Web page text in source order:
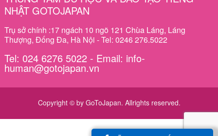
NHẬT GOTOJAPAN
Trụ sở chính :17 ngách 10 ngõ 121 Chùa Láng, Láng
Thượng, Đống Đa, Hà Nội - Tel: 0246 276.5022
Tel: 024 6276 5022 - Email: info-
human@gotojapan.vn
Copyright © by GoToJapan. Allrights reserved.